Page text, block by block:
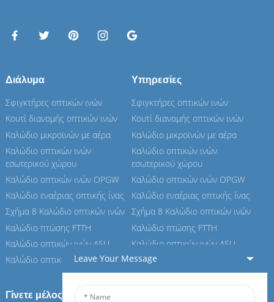
Διάλυμα
Σφιγκτήρες οπτικών ινών
Κουτί διανομής οπτικών ινών
Καλώδιο μικροϊνών με αέρα
Καλώδιο οπτικών ινών
εσωτερικού χώρου
Καλώδιο οπτικών ινών OPGW
Καλώδιο εναέριας οπτικής ίνας
Σχήμα 8 Καλώδιο οπτικών ινών
Καλώδιο πτώσης FTTH
Καλώδιο οπτικών ινών ASU
Καλώδιο οπτικών ινών ADSS
Υπηρεσίες
Σφιγκτήρες οπτικών ινών
Κουτί διανομής οπτικών ινών
Καλώδιο μικροϊνών με αέρα
Καλώδιο οπτικών ινών
εσωτερικού χώρου
Καλώδιο οπτικών ινών OPGW
Καλώδιο εναέριας οπτικής ίνας
Σχήμα 8 Καλώδιο οπτικών ινών
Καλώδιο πτώσης FTTH
Καλώδιο οπτικών ινών ASU
Καλώδιο οπτικών ινών ADSS
Γίνετε μέλος του Feiboer μας
Leave Your Message